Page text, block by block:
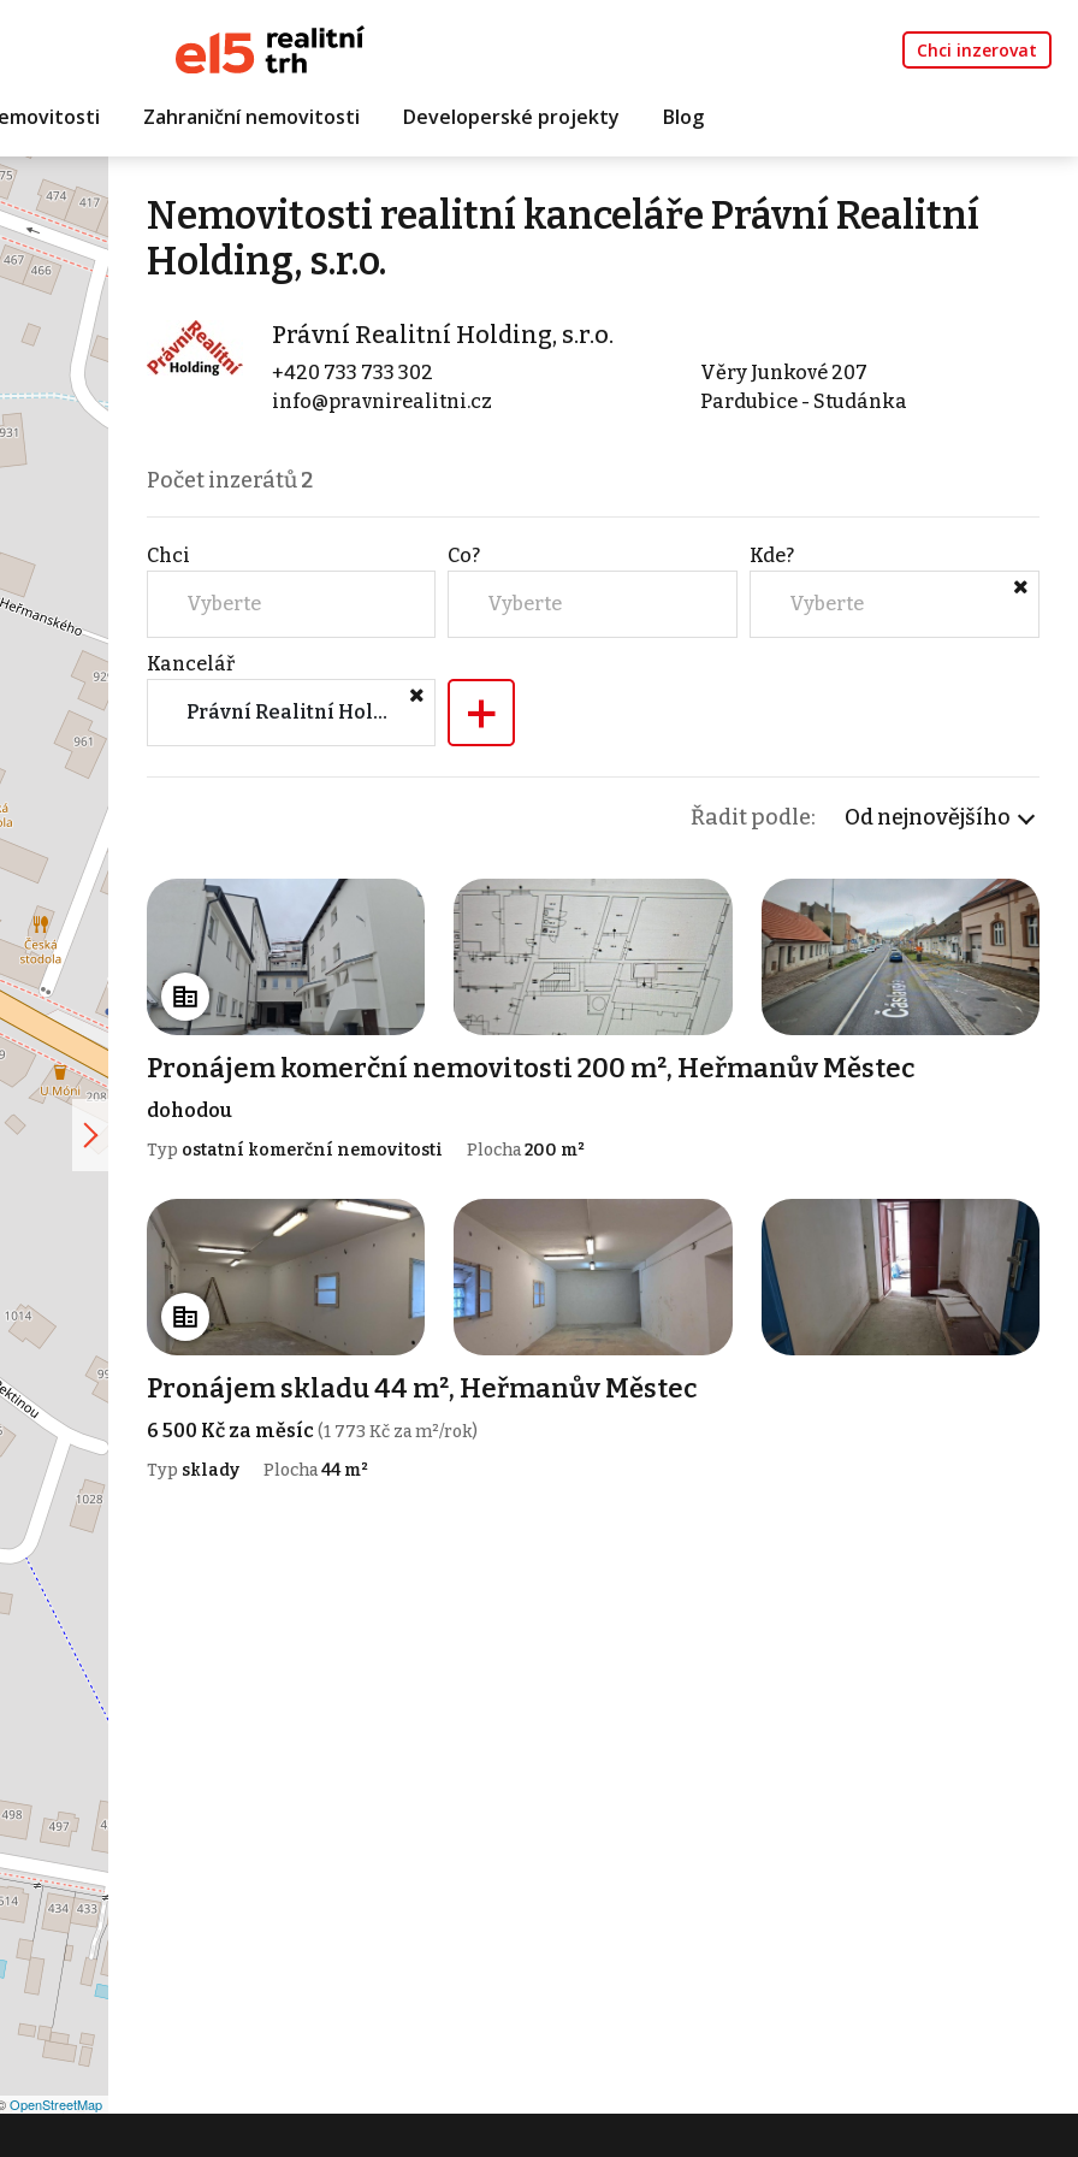
Chci inzerovat
Zahraniční nemovitosti Developerské projekty Blog
OpenStreetMap
Nemovitosti realitní kanceláře Právní Realitní
Holding, s.r.o.
Právní Realitní Holding, s.r.o.
+420 733 733 302
info@pravnirealitni.cz
Věry Junkové 207
Pardubice - Studánka
Počet inzerátů2
Chci
Vyberte
Co?
Vyberte
Kde?
Vyberte
Kancelář
Právní Realitní Holding, s.r.o. +
Řadit podle: Od nejnovějšího
Pronájem komerční nemovitosti 200 m², Heřmanův Městec
dohodou
Typ ostatní komerční nemovitosti Plocha200 m²
Pronájem skladu 44 m², Heřmanův Městec
6 500 Kč za měsíc(1 773 Kč za m²/rok)
Typ sklady Plocha44 m²